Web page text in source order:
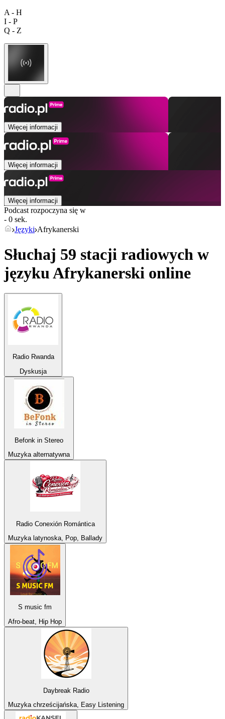
A - H
I - P
Q - Z
Więcej informacji
Więcej informacji
Więcej informacji
Podcast rozpoczyna się w
- 0 sek.
Języki Afrykanerski
Słuchaj 59 stacji radiowych w
językuAfrykanerski online
Radio Rwanda
Dyskusja
Befonk in Stereo
Muzyka alternatywna
Radio Conexión Romántica
Muzyka latynoska, Pop, Ballady
S music fm
Afro-beat, Hip Hop
Daybreak Radio
Muzyka chrześcijańska, Easy Listening